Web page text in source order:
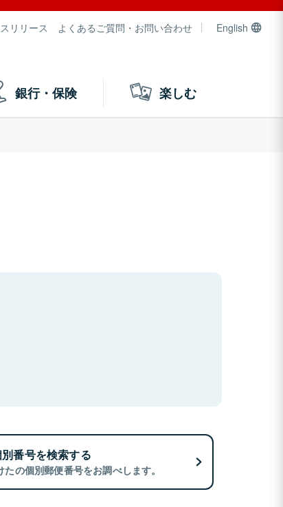
リリース よくあるご質問・お問い合わせ English
銀行・保険 楽しむ
番号を検索する
の個別郵便番号をお調べします。